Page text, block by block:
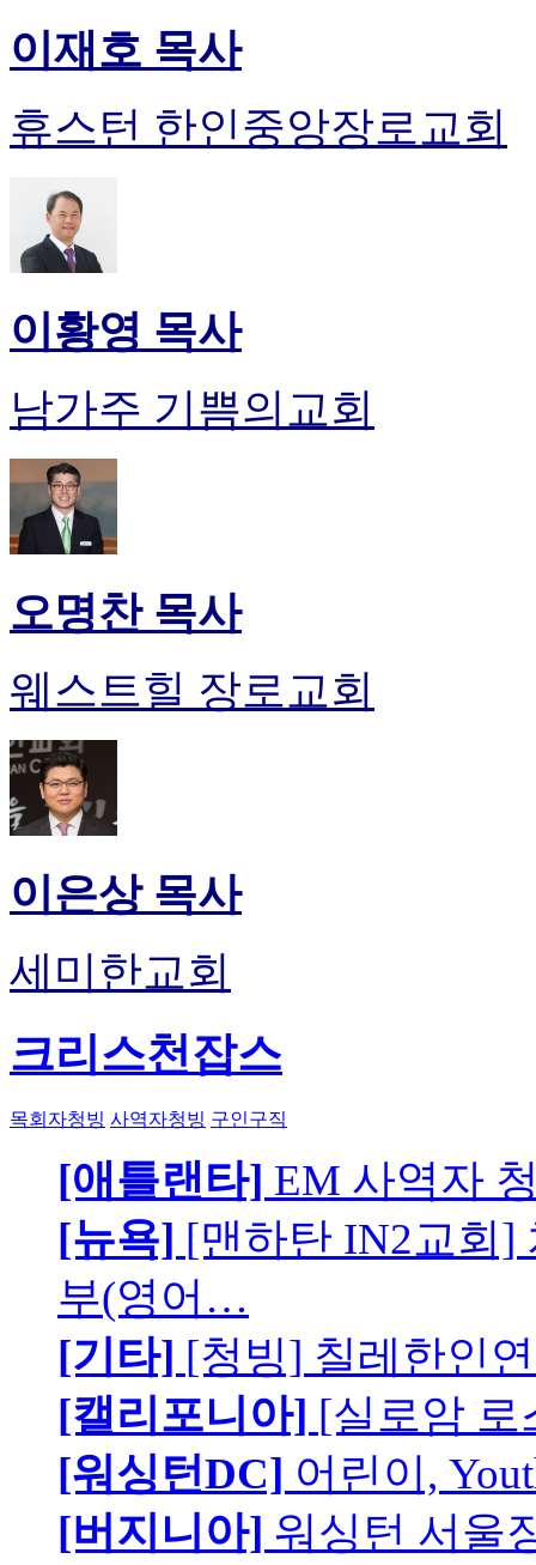
이재호 목사
휴스턴 한인중앙장로교회
이황영 목사
남가주 기쁨의교회
오명찬 목사
웨스트힐 장로교회
이은상 목사
세미한교회
크리스천잡스
목회자청빙 사역자청빙 구인구직
[애틀랜타] EM 사역자
[뉴욕] [맨하탄 IN2교회]
부(영어…
[기타] [청빙] 칠레한인
[캘리포니아] [실로암 로
[워싱턴DC] 어린이,
[버지니아] 워싱턴 서울